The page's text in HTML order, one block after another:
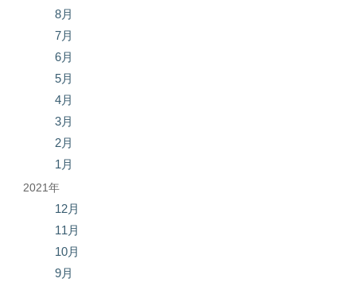
8月
7月
6月
5月
4月
3月
2月
1月
2021年
12月
11月
10月
9月